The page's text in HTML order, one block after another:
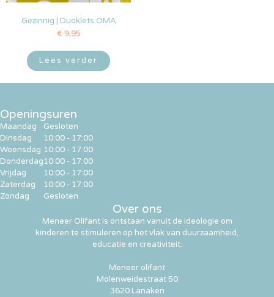
Gezinnig | Duoklets OMA
€ 9,95
Lees verder
Over ons
Meneer Olifant is ontstaan vanuit de ideologie om
kinderen te stimuleren op het vlak van duurzaamheid,
educatie en creativiteit.
Meneer olifant
Molenweidestraat 50
3620 Lanaken
Openingsuren
Maandag
Dinsdag
Woensdag
Donderdag
Vrijdag
Zaterdag
Zondag
Gesloten
10:00 - 17:00
10:00 - 17:00
10:00 - 17:00
10:00 - 17:00
10:00 - 17:00
Gesloten